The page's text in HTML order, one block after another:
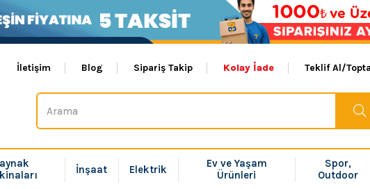
İletişim Blog Sipariş Takip Kolay İade Teklif Al/
İnşaat Elektrik
Ev ve Yaşam
Ürünleri
Spor,
Outdoor